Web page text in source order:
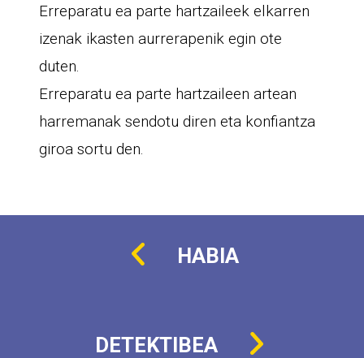
Erreparatu ea parte hartzaileek elkarren
izenak ikasten aurrerapenik egin ote
duten.
Erreparatu ea parte hartzaileen artean
harremanak sendotu diren eta konfiantza
giroa sortu den.
HABIA
DETEKTIBEA